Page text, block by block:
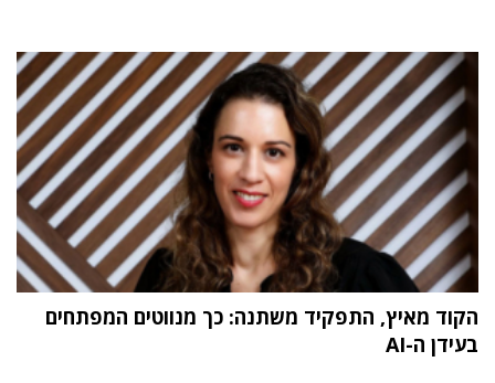
הקוד מאיץ, התפקיד משתנה: כך מנווטים המפתחים
בעידן ה-AI